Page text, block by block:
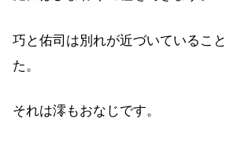
巧と佑司は別れが近づいているこ
た。
それは澪もおなじです。